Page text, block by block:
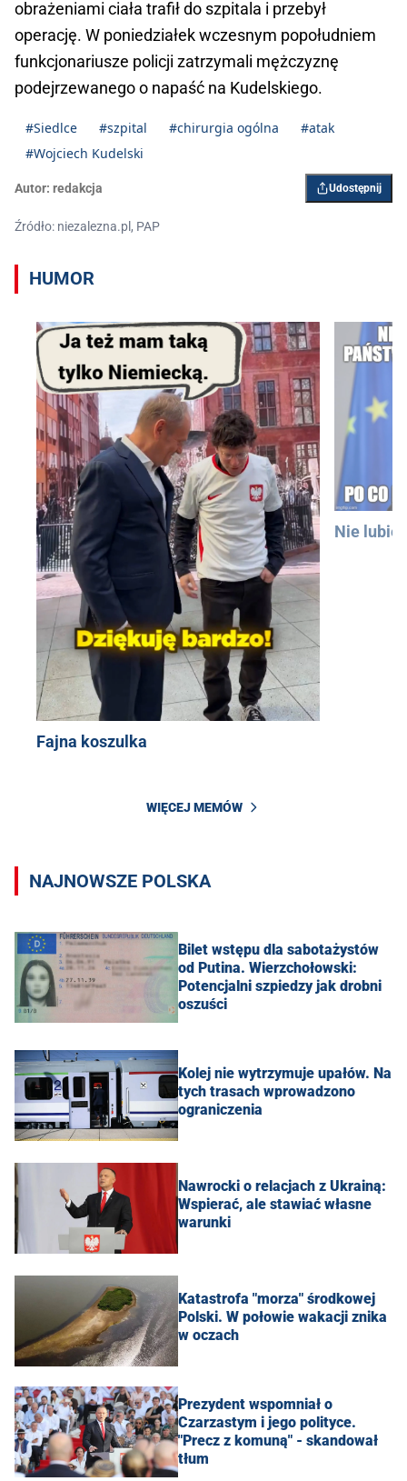
obrażeniami ciała trafił do szpitala i przebył
operację. W poniedziałek wczesnym popołudniem
funkcjonariusze policji zatrzymali mężczyznę
podejrzewanego o napaść na Kudelskiego.
#Siedlce #szpital #chirurgia ogólna
#atak
#Wojciech Kudelski
Autor: redakcja Udostępnij
Źródło: niezalezna.pl, PAP
HUMOR
Fajna koszulka
Nie lubię
WIĘCEJ MEMÓW
NAJNOWSZE POLSKA
Bilet wstępu dla sabotażystów
od Putina. Wierzchołowski:
Potencjalni szpiedzy jak drobni
oszuści
Kolej nie wytrzymuje upałów. Na
tych trasach wprowadzono
ograniczenia
Nawrocki o relacjach z Ukrainą:
Wspierać, ale stawiać własne
warunki
Katastrofa "morza" środkowej
Polski. W połowie wakacji znika
w oczach
Prezydent wspomniał o
Czarzastym i jego polityce.
"Precz z komuną" - skandował
tłum